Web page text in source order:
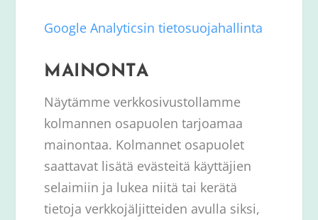
Google Analyticsin tietosuojahallinta
MAINONTA
Näytämme verkkosivustollamme
kolmannen osapuolen tarjoamaa
mainontaa. Kolmannet osapuolet
saattavat lisätä evästeitä käyttäjien
selaimiin ja lukea niitä tai kerätä
tietoja verkkojäljitteiden avulla siksi,